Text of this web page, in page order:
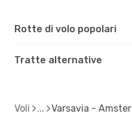
Rotte di volo popolari
Tratte alternative
Voli Varsavia -